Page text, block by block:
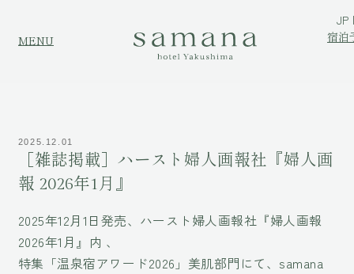
MENU
JP
宿泊
2025.12.01
［雑誌掲載］ハースト婦人画報社『婦人画
報 2026年1月』
2025年12月1日発売、ハースト婦人画報社『婦人画報
2026年1月』内 、
特集「温泉宿アワード2026」美肌部門にて、samana